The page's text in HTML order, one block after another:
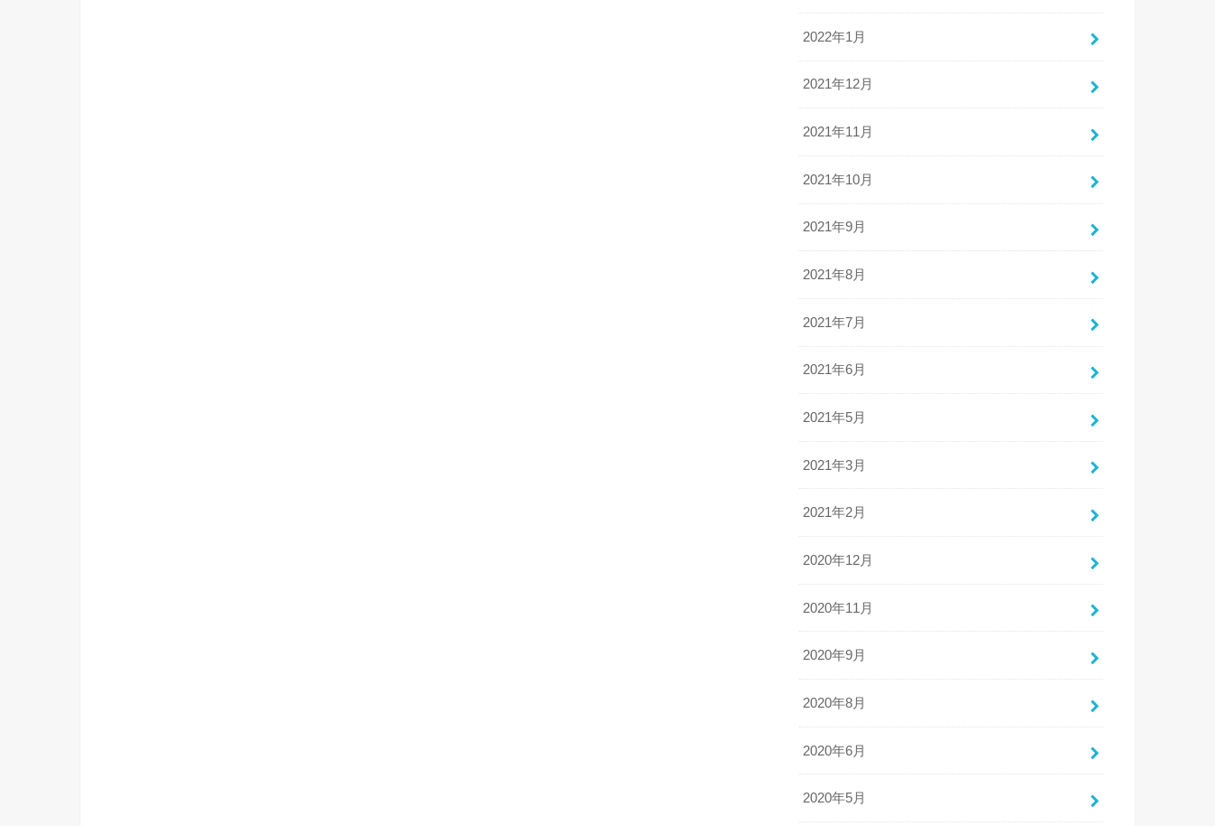
2022年1月
2021年12月
2021年11月
2021年10月
2021年9月
2021年8月
2021年7月
2021年6月
2021年5月
2021年3月
2021年2月
2020年12月
2020年11月
2020年9月
2020年8月
2020年6月
2020年5月